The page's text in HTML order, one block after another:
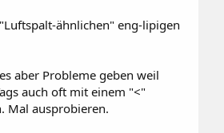
ähnlichen" eng-lipigen
aber Probleme geben weil
auch oft mit einem "<"
Mal ausprobieren.